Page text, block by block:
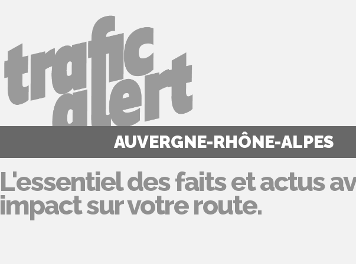
AUVERGNE-RHÔNE-ALPES
L'essentiel des faits et actus
impact sur votre route.